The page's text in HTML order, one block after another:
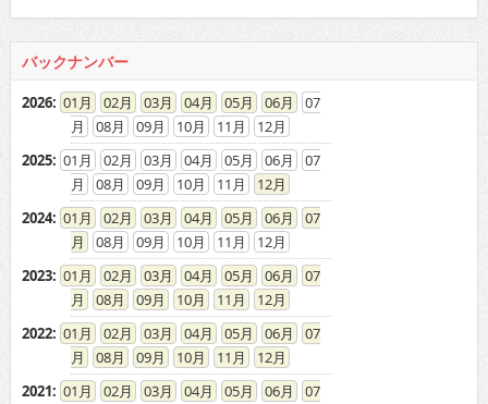
バックナンバー
2026: 01 02 03 04 05 06
07
08
09 10 11
12
2025: 01 02 03 04 05 06
07
08
09 10 11
12
2024: 01 02 03 04 05 06
07
08
09 10 11
12
2023: 01 02 03 04 05 06
07
08
09 10 11
12
2022: 01 02 03 04 05 06
07
08
09 10 11
12
2021: 01 02 03 04 05 06
07